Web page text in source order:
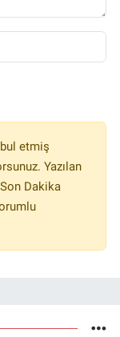
etmiş
Yazılan
Dakika